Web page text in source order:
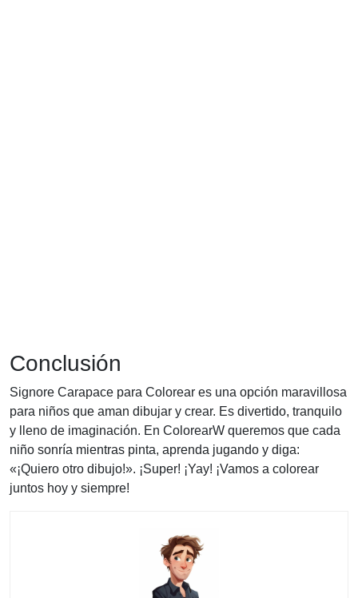
Conclusión
Signore Carapace para Colorear es una opción maravillosa
para niños que aman dibujar y crear. Es divertido, tranquilo
y lleno de imaginación. En ColorearW queremos que cada
niño sonría mientras pinta, aprenda jugando y diga:
«¡Quiero otro dibujo!». ¡Super! ¡Yay! ¡Vamos a colorear
juntos hoy y siempre!